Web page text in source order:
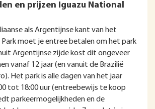
en prijzen Iguazu National
als Argentijnse kant van het
moet je entree betalen om het park
Argentijnse zijde kost dit ongeveer
vanaf 12 jaar (en vanuit de Brazilië
Het park is alle dagen van het jaar
tot 18:00 uur (entreebewijs te koop
parkeermogelijkheden en de